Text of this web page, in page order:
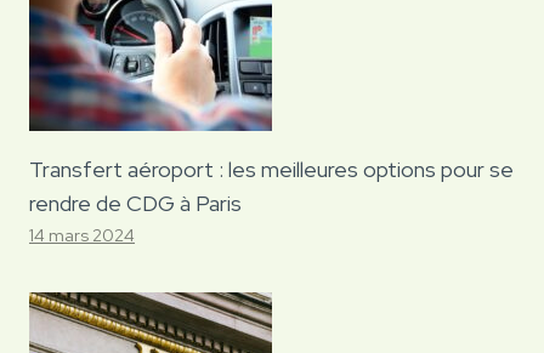
Transfert aéroport : les meilleures options pour se
rendre de CDG à Paris
14 mars 2024